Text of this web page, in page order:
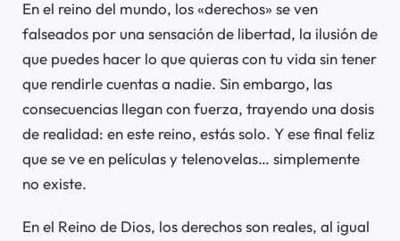
En el reino del mundo, los «derechos» se ven
falseados por una sensación de libertad, la ilusión de
que puedes hacer lo que quieras con tu vida sin tener
que rendirle cuentas a nadie. Sin embargo, las
consecuencias llegan con fuerza, trayendo una dosis
de realidad: en este reino, estás solo. Y ese final feliz
que se ve en películas y telenovelas… simplemente
no existe.
En el Reino de Dios, los derechos son reales, al igual